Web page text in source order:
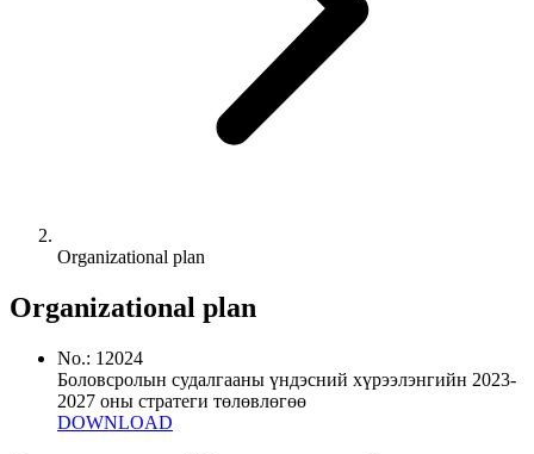
Organizational plan
Organizational plan
No.: 1 2024
Боловсролын судалгааны үндэсний хүрээлэнгийн 2023-
2027 оны стратеги төлөвлөгөө
DOWNLOAD